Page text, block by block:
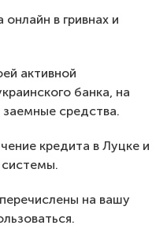
в гривнах и
активной
банка, на
средства.
кредита в Луцке и
на вашу